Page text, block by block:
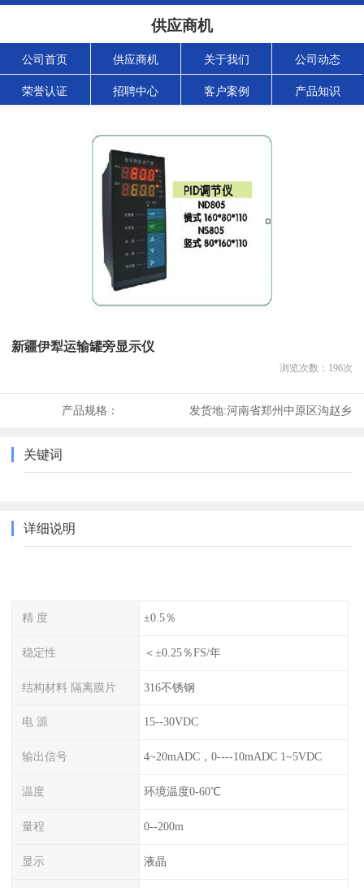
供应商机
公司首页 供应商机 关于我们 公司动态
荣誉认证 招聘中心 客户案例 产品知识
新疆伊犁运输罐旁显示仪
浏览次数： 196次
产品规格： 发货地:河南省郑州中原区沟赵乡
关键词
详细说明
精 度 ±0.5％
稳定性 ＜±0.25％FS/年
结构材料 隔离膜片 316不锈钢
电 源 15--30VDC
输出信号 4~20mADC，0----10mADC 1~5VDC
温度 环境温度0-60℃
量程 0--200m
显示 液晶